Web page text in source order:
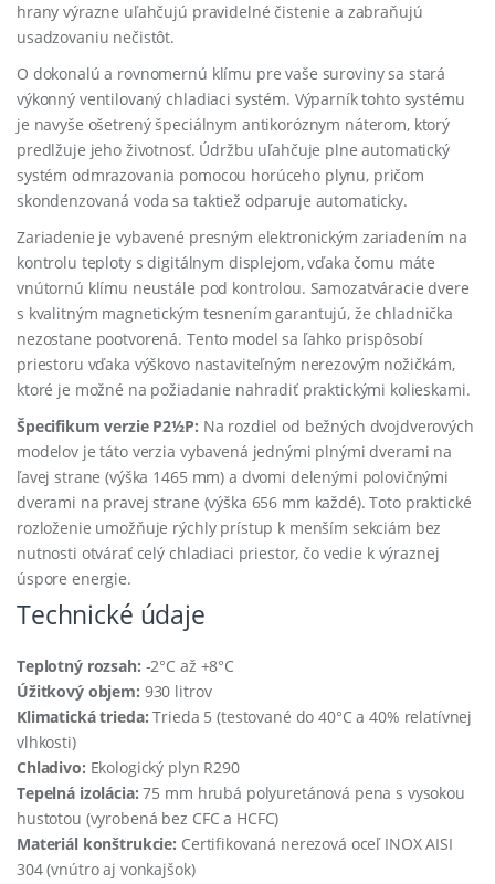
hrany výrazne uľahčujú pravidelné čistenie a zabraňujú
usadzovaniu nečistôt.
O dokonalú a rovnomernú klímu pre vaše suroviny sa stará
výkonný ventilovaný chladiaci systém. Výparník tohto systému
je navyše ošetrený špeciálnym antikoróznym náterom, ktorý
predlžuje jeho životnosť. Údržbu uľahčuje plne automatický
systém odmrazovania pomocou horúceho plynu, pričom
skondenzovaná voda sa taktiež odparuje automaticky.
Zariadenie je vybavené presným elektronickým zariadením na
kontrolu teploty s digitálnym displejom, vďaka čomu máte
vnútornú klímu neustále pod kontrolou. Samozatváracie dvere
s kvalitným magnetickým tesnením garantujú, že chladnička
nezostane pootvorená. Tento model sa ľahko prispôsobí
priestoru vďaka výškovo nastaviteľným nerezovým nožičkám,
ktoré je možné na požiadanie nahradiť praktickými kolieskami.
Špecifikum verzie P2½P: Na rozdiel od bežných dvojdverových
modelov je táto verzia vybavená jednými plnými dverami na
ľavej strane (výška 1465 mm) a dvomi delenými polovičnými
dverami na pravej strane (výška 656 mm každé). Toto praktické
rozloženie umožňuje rýchly prístup k menším sekciám bez
nutnosti otvárať celý chladiaci priestor, čo vedie k výraznej
úspore energie.
Technické údaje
Teplotný rozsah: -2°C až +8°C
Úžitkový objem: 930 litrov
Klimatická trieda: Trieda 5 (testované do 40°C a 40% relatívnej
vlhkosti)
Chladivo: Ekologický plyn R290
Tepelná izolácia: 75 mm hrubá polyuretánová pena s vysokou
hustotou (vyrobená bez CFC a HCFC)
Materiál konštrukcie: Certifikovaná nerezová oceľ INOX AISI
304 (vnútro aj vonkajšok)